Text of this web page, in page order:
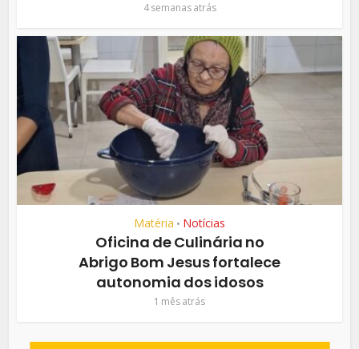
4 semanas atrás
Matéria • Notícias
Oficina de Culinária no
Abrigo Bom Jesus fortalece
autonomia dos idosos
1 mês atrás